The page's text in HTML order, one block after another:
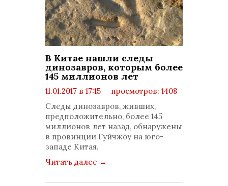
В Китае нашли следы
динозавров, которым более
145 миллионов лет
11.01.2017 в 17:15
просмотров: 1408
Следы динозавров, живших,
предположительно, более 145
миллионов лет назад, обнаружены
в провинции Гуйчжоу на юго-
западе Китая.
Читать далее →